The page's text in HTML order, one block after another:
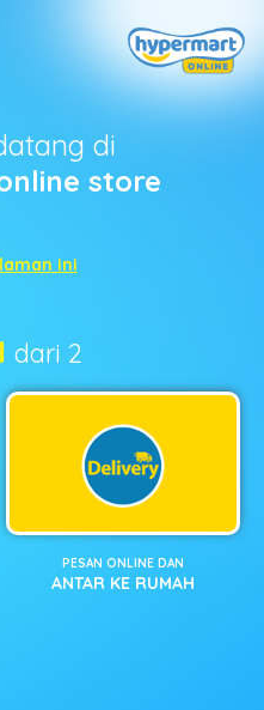
di
store
ini
dari 2
PESAN ONLINE DAN
ANTAR KE RUMAH